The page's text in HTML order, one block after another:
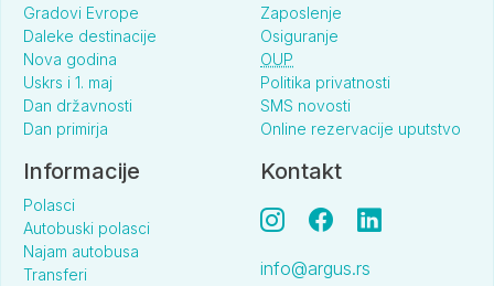
Gradovi Evrope
Daleke destinacije
Nova godina
Uskrs i 1. maj
Dan državnosti
Dan primirja
Zaposlenje
Osiguranje
OUP
Politika privatnosti
SMS novosti
Online rezervacije uputstvo
Informacije
Polasci
Autobuski polasci
Najam autobusa
Transferi
Kontakt
info@argus.rs